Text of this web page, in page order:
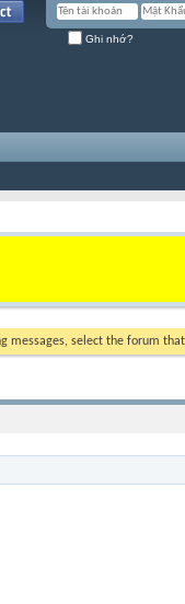
Ghi nhớ?
messages, select the forum